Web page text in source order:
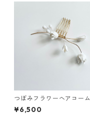
つぼみフラワーヘアコーム
¥6,500